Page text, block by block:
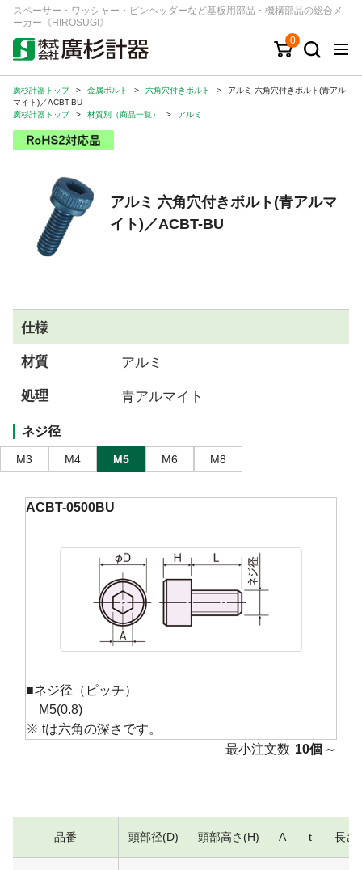
スペーサー・ワッシャー・ピンヘッダーなど基板用部品・機構部品の総合メ
ーカー《HIROSUGI》
0
キーワード 品番/シリーズ
商品カテゴリから探す
ジャンルから探す
シリーズから探す
ログイン
お問い合わせ窓口
廣杉計器トップ > 金属ボルト > 六角穴付きボルト >
アルミ 六角穴付きボルト(青アル
マイト)／ACBT-BU
廣杉計器トップ
> 材質別（商品一覧） > アルミ
アルミ 六角穴付きボルト(青アルマ
イト)／ACBT-BU
仕様
材質
アルミ
処理 青アルマイト
ネジ径
M3 M4 M5 M6 M8
ACBT-0500BU
■ネジ径（ピッチ）
M5(0.8)
※ tは六角の深さです。
最小注文数 10個 ～
品番 頭部径(D) 頭部高さ(H) A t 長さ